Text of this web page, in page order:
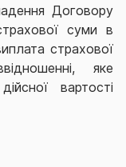
Договору
суми в
страхової
яке
вартості